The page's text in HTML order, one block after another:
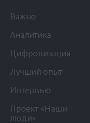
Важно
Аналитика
Цифровизация
Лучший опыт
Интервью
Проект «Наши
люди»